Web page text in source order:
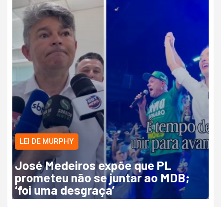
LEI DE MURPHY
José Medeiros expõe que PL
prometeu não se juntar ao MDB;
‘foi uma desgraça’